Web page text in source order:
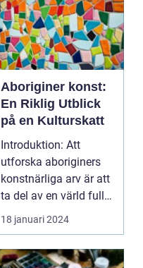
Aboriginer konst:
En Riklig Utblick
på en Kulturskatt
Introduktion: Att
utforska aboriginers
konstnärliga arv är att
ta del av en värld full
av rikedom oc...
18 januari 2024